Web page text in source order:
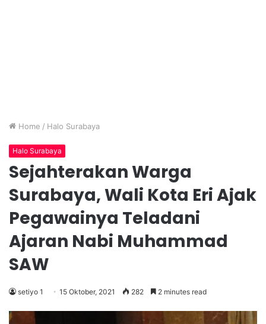
Home / Halo Surabaya
Halo Surabaya
Sejahterakan Warga
Surabaya, Wali Kota Eri Ajak
Pegawainya Teladani
Ajaran Nabi Muhammad
SAW
setiyo 1 15 Oktober, 2021 282 2 minutes read